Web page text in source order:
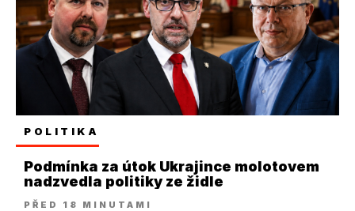
POLITIKA
Podmínka za útok Ukrajince molotovem
nadzvedla politiky ze židle
PŘED 18 MINUTAMI